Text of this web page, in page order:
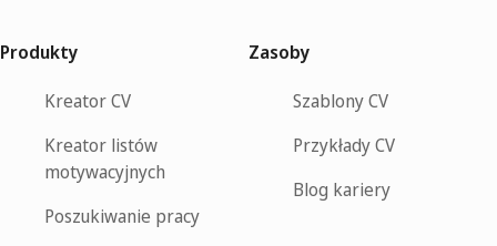
Produkty
Kreator CV
Kreator listów
motywacyjnych
Poszukiwanie pracy
Zasoby
Szablony CV
Przykłady CV
Blog kariery